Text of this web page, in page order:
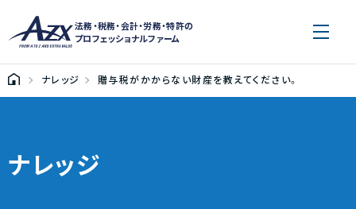
法務・税務・会計・労務・特許の
プロフェッショナルファーム
ナレッジ 贈与税がかからない財産を教えてください。
ナレッジ